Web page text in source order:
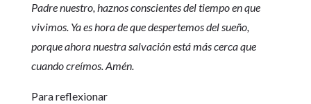
Padre nuestro, haznos conscientes del tiempo en que
vivimos. Ya es hora de que despertemos del sueño,
porque ahora nuestra salvación está más cerca que
cuando creímos. Amén.
Para reflexionar